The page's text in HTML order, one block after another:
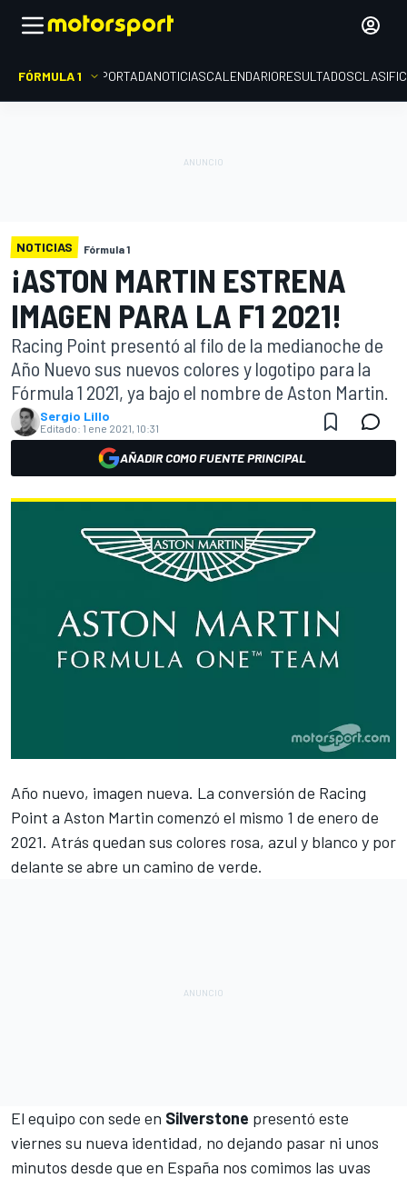
FÓRMULA 1 PORTADANOTICIASCALENDARIORESULTADOS
NOTICIAS Fórmula 1
¡ASTON MARTIN ESTRENA
IMAGEN PARA LA F1 2021!
Racing Point presentó al filo de la medianoche de
Año Nuevo sus nuevos colores y logotipo para la
Fórmula 1 2021, ya bajo el nombre de Aston Martin.
Sergio Lillo
Editado: 1 ene 2021, 10:31
AÑADIR COMO FUENTE PRINCIPAL
Año nuevo, imagen nueva. La conversión de Racing
Point a Aston Martin comenzó el mismo 1 de enero de
2021. Atrás quedan sus colores rosa, azul y blanco y por
delante se abre un camino de verde.
El equipo con sede en Silverstone presentó este
viernes su nueva identidad, no dejando pasar ni unos
minutos desde que en España nos comimos las uvas